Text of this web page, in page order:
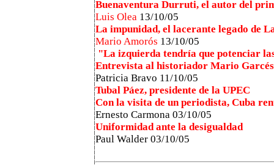
Buenaventura Durruti, el autor del
Luis Olea 13/10/05
La impunidad, el lacerante legado de
Mario Amorós 13/10/05
"La izquierda tendría que potenciar
Entrevista al historiador Mario Garcés
Patricia Bravo 11/10/05
Tubal Páez, presidente de la UPEC
Con la visita de un periodista, Cuba
Ernesto Carmona 03/10/05
Uniformidad ante la desigualdad
Paul Walder 03/10/05